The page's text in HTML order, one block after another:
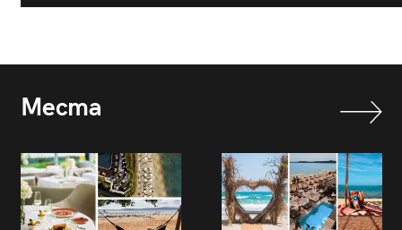
Места